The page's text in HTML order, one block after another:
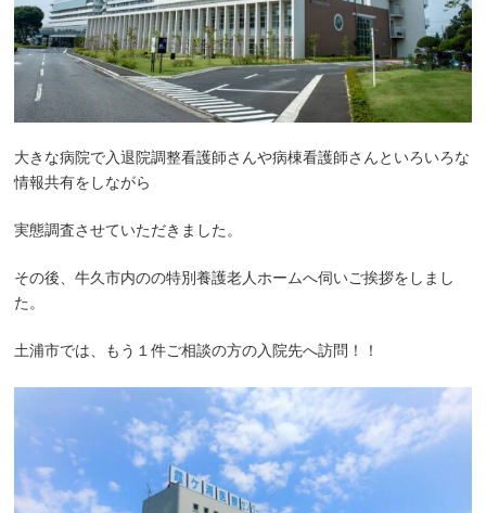
大きな病院で入退院調整看護師さんや病棟看護師さんといろいろな
情報共有をしながら
実態調査させていただきました。
その後、牛久市内のの特別養護老人ホームへ伺いご挨拶をしまし
た。
土浦市では、もう１件ご相談の方の入院先へ訪問！！